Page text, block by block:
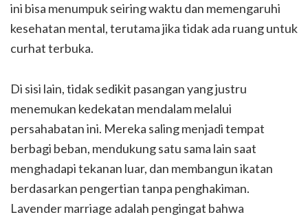
ini bisa menumpuk seiring waktu dan memengaruhi
kesehatan mental, terutama jika tidak ada ruang untuk
curhat terbuka.
Di sisi lain, tidak sedikit pasangan yang justru
menemukan kedekatan mendalam melalui
persahabatan ini. Mereka saling menjadi tempat
berbagi beban, mendukung satu sama lain saat
menghadapi tekanan luar, dan membangun ikatan
berdasarkan pengertian tanpa penghakiman.
Lavender marriage adalah pengingat bahwa